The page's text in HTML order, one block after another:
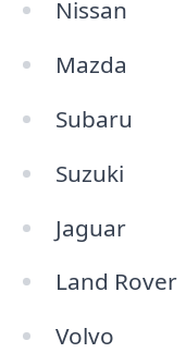
Nissan
Mazda
Subaru
Suzuki
Jaguar
Land Rover
Volvo